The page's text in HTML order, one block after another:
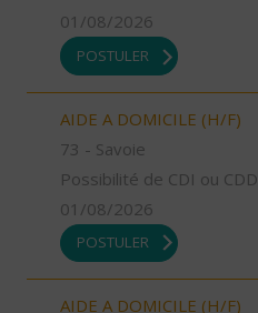
01/08/2026
POSTULER
AIDE A DOMICILE (H/F)
73 - Savoie
Possibilité de CDI ou CDD
01/08/2026
POSTULER
AIDE A DOMICILE (H/F)